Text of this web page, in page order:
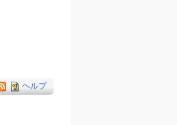
ヘルプ